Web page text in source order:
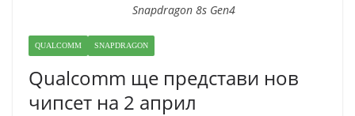
Snapdragon 8s Gen4
QUALCOMM SNAPDRAGON
Qualcomm ще представи нов
чипсет на 2 април